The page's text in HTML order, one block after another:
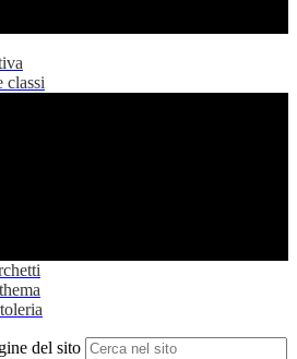
classi
del sito